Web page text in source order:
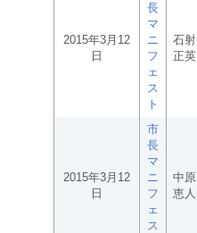
2015年3月12
日
長
マ
ニ
フ
ェ
ス
ト
石射
正英
2015年3月12
日
市
長
マ
ニ
フ
ェ
ス
中原
恵人